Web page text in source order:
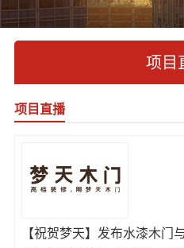
项目
项目直播
【祝贺梦天】发布水漆木门